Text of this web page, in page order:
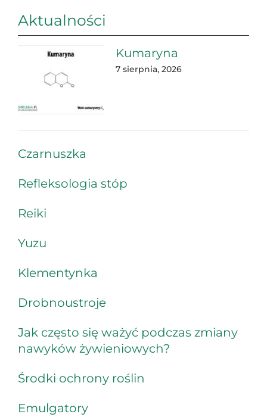
Aktualności
Kumaryna
7 sierpnia, 2026
Czarnuszka
Refleksologia stóp
Reiki
Yuzu
Klementynka
Drobnoustroje
Jak często się ważyć podczas zmiany
nawyków żywieniowych?
Środki ochrony roślin
Emulgatory